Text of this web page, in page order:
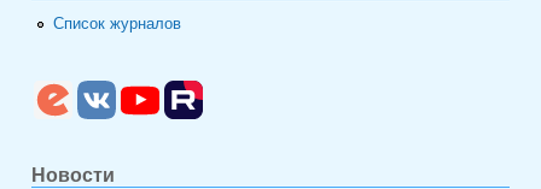
Список журналов
Новости